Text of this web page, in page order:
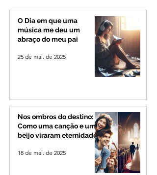
mineira de pouco mais
de 4 mil habitantes
O Dia em que uma
música me deu um
abraço do meu pai
25 de mai. de 2025
Nos ombros do destino:
Como uma canção e um
beijo viraram eternidade
18 de mai. de 2025